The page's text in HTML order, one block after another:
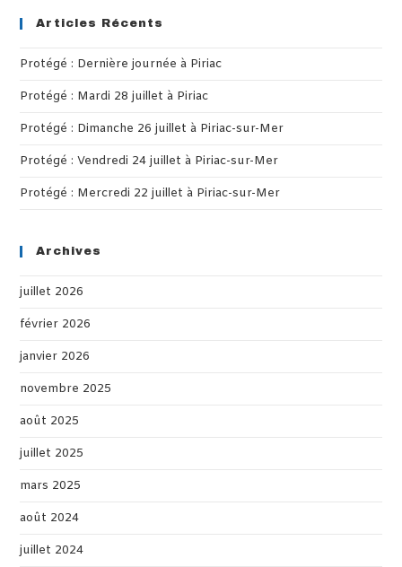
Articles Récents
Protégé : Dernière journée à Piriac
Protégé : Mardi 28 juillet à Piriac
Protégé : Dimanche 26 juillet à Piriac-sur-Mer
Protégé : Vendredi 24 juillet à Piriac-sur-Mer
Protégé : Mercredi 22 juillet à Piriac-sur-Mer
Archives
juillet 2026
février 2026
janvier 2026
novembre 2025
août 2025
juillet 2025
mars 2025
août 2024
juillet 2024